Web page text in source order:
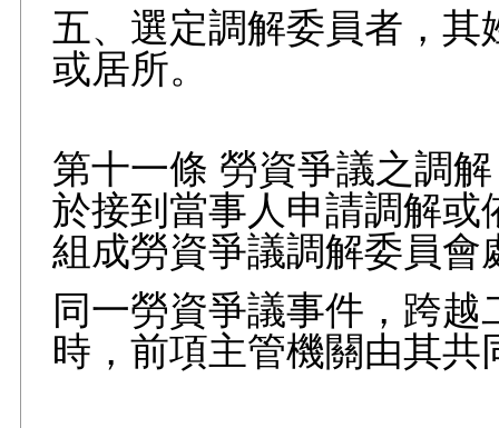
五、選定調解委員者，
或居所。
第十一條 勞資爭議之調
於接到當事人申請調解
組成勞資爭議調解委員會
同一勞資爭議事件，跨
時，前項主管機關由其